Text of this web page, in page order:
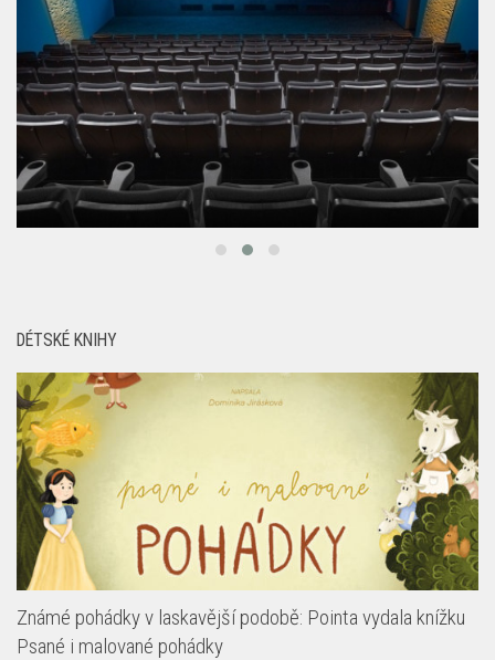
DÉTSKÉ KNIHY
Známé pohádky v laskavější podobě: Pointa vydala knížku
Psané i malované pohádky